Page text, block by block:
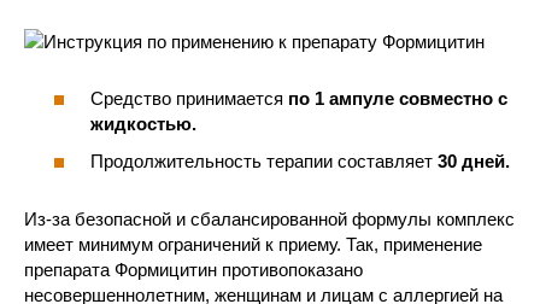
Средство принимается по 1 ампуле совместно с
жидкостью.
Продолжительность терапии составляет 30 дней.
Из-за безопасной и сбалансированной формулы комплекс
имеет минимум ограничений к приему. Так, применение
препарата Формицитин противопоказано
несовершеннолетним, женщинам и лицам с аллергией на